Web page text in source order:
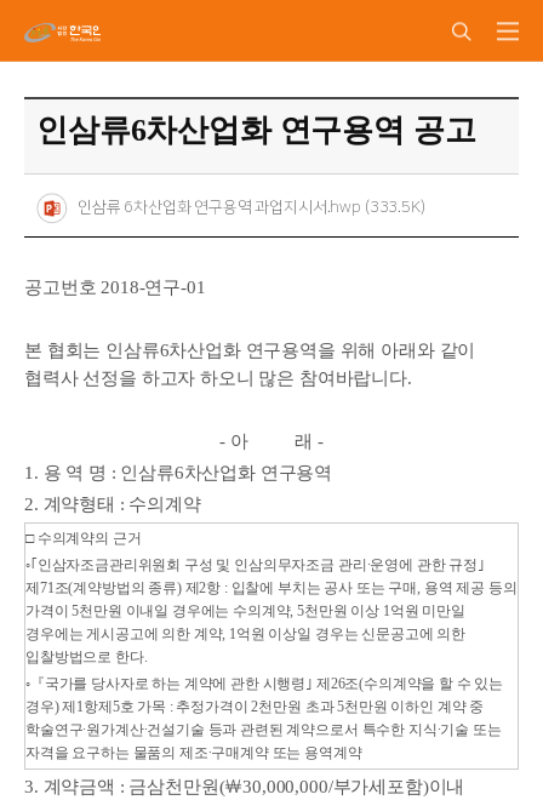
인삼류6차산업화 연구용역 공고
인삼류 6차산업화 연구용역 과업지시서.hwp (333.5K)
공고번호 2018-연구-01
본 협회는 인삼류6차산업화 연구용역을 위해 아래와 같이
협력사 선정을 하고자 하오니 많은 참여바랍니다.
- 아 래 -
1. 용 역 명 : 인삼류6차산업화 연구용역
2. 계약형태 : 수의계약
□ 수의계약의 근거
◦｢인삼자조금관리위원회 구성 및 인삼의무자조금 관리·운영에 관한 규정｣
제71조(계약방법의 종류) 제2항 : 입찰에 부치는 공사 또는 구매, 용역 제공 등의
가격이 5천만원 이내일 경우에는 수의계약, 5천만원 이상 1억원 미만일
경우에는 게시공고에 의한 계약, 1억원 이상일 경우는 신문공고에 의한
입찰방법으로 한다.
◦『국가를 당사자로 하는 계약에 관한 시행령 ｣ 제26조(수의계약을 할 수 있는
경우) 제1항제5호 가목 : 추정가격이 2천만원 초과 5천만원 이하인 계약 중
학술연구·원가계산·건설기술 등과 관련된 계약으로서 특수한 지식·기술 또는
자격을 요구하는 물품의 제조·구매계약 또는 용역계약
3. 계약금액 : 금삼천만원(￦30,000,000/부가세포함)이내